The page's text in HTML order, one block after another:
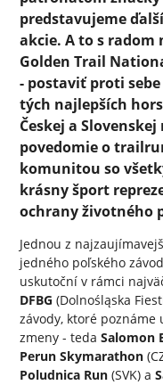
predstavujeme
akcie. A to s radom
Golden Trail
- postaviť proti
tých najlepších
Českej a
povedomie o
komunitou so
krásny šport
ochrany životného
Jednou z
jedného poľského
uskutoční v rámci
DFBG (Dolnośląska
závody, ktoré poznáme
zmeny - teda Salomon
Perun Skymarathon
Poludnica Run(SVK) a